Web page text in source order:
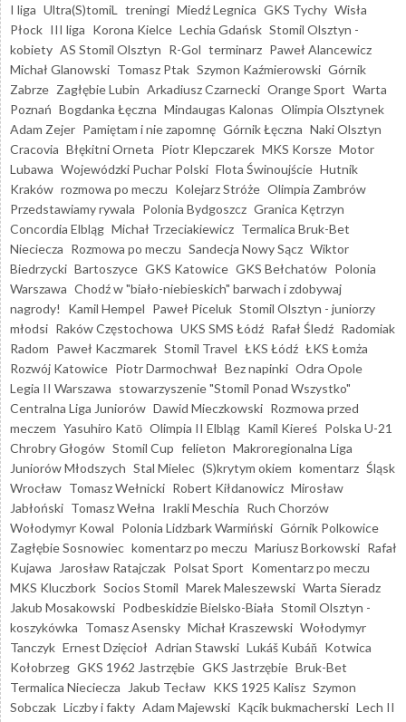
I liga Ultra(S)tomiL treningi Miedź Legnica GKS Tychy Wisła
Płock III liga Korona Kielce Lechia Gdańsk Stomil Olsztyn -
kobiety AS Stomil Olsztyn R-Gol terminarz Paweł Alancewicz
Michał Glanowski Tomasz Ptak Szymon Kaźmierowski Górnik
Zabrze Zagłębie Lubin Arkadiusz Czarnecki Orange Sport Warta
Poznań Bogdanka Łęczna Mindaugas Kalonas Olimpia Olsztynek
Adam Zejer Pamiętam i nie zapomnę Górnik Łęczna Naki Olsztyn
Cracovia Błękitni Orneta Piotr Klepczarek MKS Korsze Motor
Lubawa Wojewódzki Puchar Polski Flota Świnoujście Hutnik
Kraków rozmowa po meczu Kolejarz Stróże Olimpia Zambrów
Przedstawiamy rywala Polonia Bydgoszcz Granica Kętrzyn
Concordia Elbląg Michał Trzeciakiewicz Termalica Bruk-Bet
Nieciecza Rozmowa po meczu Sandecja Nowy Sącz Wiktor
Biedrzycki Bartoszyce GKS Katowice GKS Bełchatów Polonia
Warszawa Chodź w "biało-niebieskich" barwach i zdobywaj
nagrody!
Kamil Hempel Paweł Piceluk Stomil Olsztyn - juniorzy
młodsi Raków Częstochowa UKS SMS Łódź Rafał Śledź Radomiak
Radom Paweł Kaczmarek Stomil Travel ŁKS Łódź ŁKS Łomża
Rozwój Katowice Piotr Darmochwał Bez napinki Odra Opole
Legia II Warszawa stowarzyszenie "Stomil Ponad Wszystko"
Centralna Liga Juniorów Dawid Mieczkowski Rozmowa przed
meczem Yasuhiro Katō Olimpia II Elbląg Kamil Kiereś Polska U-21
Chrobry Głogów Stomil Cup felieton Makroregionalna Liga
Juniorów Młodszych Stal Mielec (S)krytym okiem komentarz Śląsk
Wrocław Tomasz Wełnicki Robert Kiłdanowicz Mirosław
Jabłoński Tomasz Wełna Irakli Meschia Ruch Chorzów
Wołodymyr Kowal Polonia Lidzbark Warmiński Górnik Polkowice
Zagłębie Sosnowiec komentarz po meczu Mariusz Borkowski Rafał
Kujawa
Jarosław Ratajczak Polsat Sport Komentarz po meczu
MKS Kluczbork Socios Stomil Marek Maleszewski Warta Sieradz
Jakub Mosakowski Podbeskidzie Bielsko-Biała Stomil Olsztyn -
koszykówka Tomasz Asensky Michał Kraszewski Wołodymyr
Tanczyk Ernest Dzięcioł Adrian Stawski Lukáš Kubáň Kotwica
Kołobrzeg GKS 1962 Jastrzębie GKS Jastrzębie Bruk-Bet
Termalica Nieciecza
Jakub Tecław KKS 1925 Kalisz Szymon
Sobczak Liczby i fakty Adam Majewski Kącik bukmacherski Lech II